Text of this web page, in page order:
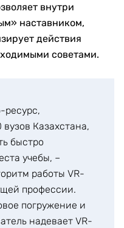
внутри
наставником,
действия
советами.
ресурс,
Казахстана,
быстро
учебы, –
работы VR-
профессии.
погружение и
надевает VR-